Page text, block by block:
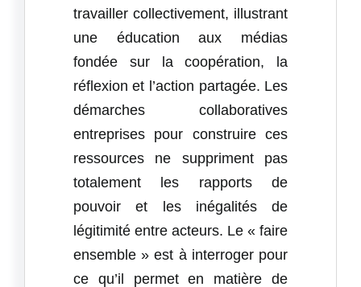
travailler collectivement, illustrant
une éducation aux médias
fondée sur la coopération, la
réflexion et l’action partagée. Les
démarches collaboratives
entreprises pour construire ces
ressources ne suppriment pas
totalement les rapports de
pouvoir et les inégalités de
légitimité entre acteurs. Le « faire
ensemble » est à interroger pour
ce qu’il permet en matière de